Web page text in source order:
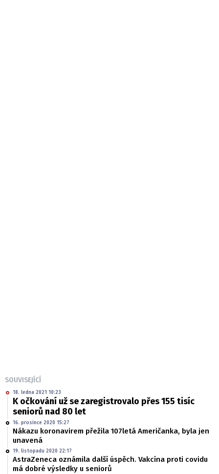
SOUVISEJÍCÍ
18. ledna 2021 10:23
K očkování už se zaregistrovalo přes 155 tisíc
seniorů nad 80 let
16. prosince 2020 15:27
Nákazu koronavirem přežila 107letá Američanka, byla jen
unavená
19. listopadu 2020 22:17
AstraZeneca oznámila další úspěch. Vakcína proti covidu
má dobré výsledky u seniorů